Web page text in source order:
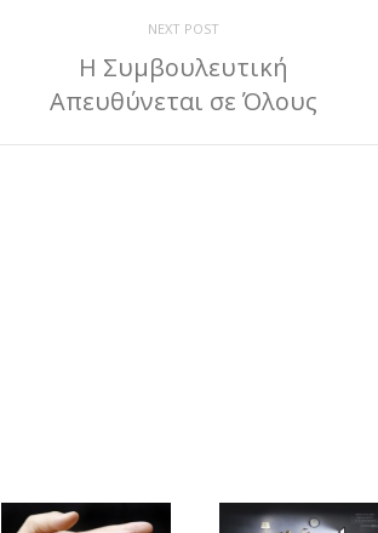
NEXT POST
Η Συμβουλευτική
Απευθύνεται σε Όλους